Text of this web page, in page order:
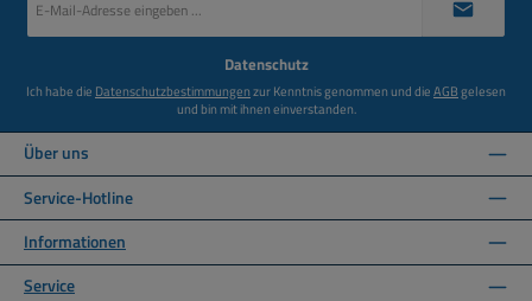
Mail-
Datenschutz
Ich habe die Datenschutzbestimmungenzur Kenntnis genommen und dieAGBgelesen
und bin mit ihnen einverstanden.
Über uns
Service-Hotline
Informationen
Service